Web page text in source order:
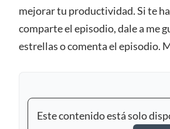
mejorar tu productividad. Si te
comparte el episodio, dale a me
estrellas o comenta el episodio.
Este contenido está solo